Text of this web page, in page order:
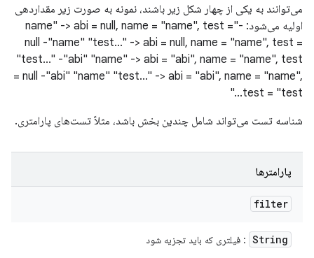
می‌توانند به یکی از چهار شکل زیر باشند، نمونه به صورت زیر مقداردهی
اولیه می‌شود: -"name" -> abi = null, name = "name", test =
null -"name" "test..." -> abi = null, name = "name", test =
"test..." -"abi" "name" -> abi = "abi", name = "name", test
= null -"abi" "name" "test..." -> abi = "abi", name = "name",
test = "test..."
شناسه تست می‌تواند شامل چندین بخش باشد، مثلاً تست‌های پارامتری.
پارامترها
filter
String : فیلتری که باید تجزیه شود